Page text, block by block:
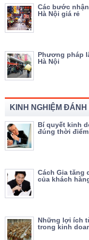
Các bước
Hà Nội giá rẻ
Phương pháp
Hà Nội
KINH NGHIỆM ĐÁNH
Bí quyết kinh
đúng thời điểm
Cách Gia tăng
của khách
Những lợi ích
trong kinh